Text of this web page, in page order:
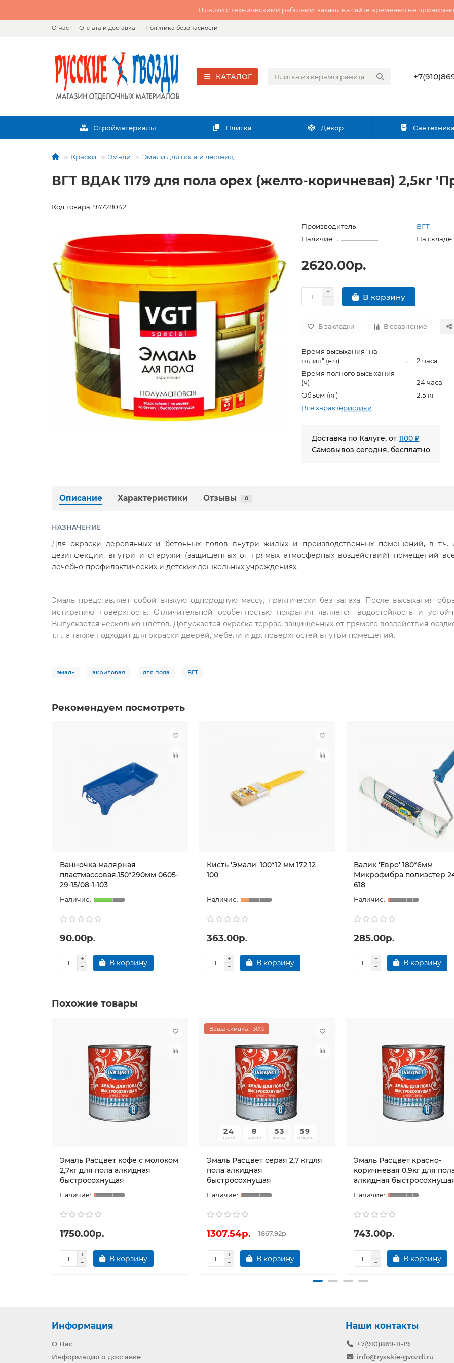
В связи с техническими работами, заказы на сайте временно не
О нас Оплата и доставка Политика безопасности
КАТАЛОГ
Стройматериалы Плитка Декор
Краски Эмали Эмали для пола и лестниц
ВГТ ВДАК 1179 для пола орех (желто-коричневая) 2,5кг
Код товара: 94728042
Производитель
ВГТ
Наличие
На складе
2620.00р.
В корзину
В закладки В сравнение
Время высыхания "на
отлип" (в ч)
2 часа
Время полного высыхания
(ч)
24 часа
Объем (кг)
2.5 кг
Все характеристики
Доставка по Калуге, от1100 ₽
Самовывоз сегодня, бесплатно
Описание Характеристики Отзывы 0
НАЗНАЧЕНИЕ
Для окраски деревянных и бетонных полов внутри жилых и производственных помещений, в
дезинфекции, внутри и снаружи (защищенных от прямых атмосферных воздействий) помещений
лечебно-профилактических и детских дошкольных учреждениях.
Эмаль представляет собой вязкую однородную массу, практически без запаха. После высыхания
истиранию поверхность. Отличительной особенностью покрытия является водостойкость и
Выпускается несколько цветов. Допускается окраска террас, защищенных от прямого воздействия
т.п., а также подходит для окраски дверей, мебели и др. поверхностей внутри помещений.
эмаль акриловая для пола ВГТ
Рекомендуем посмотреть
Ванночка малярная
пластмассовая,150*290мм 0605-
29-15/08-1-103
90.00р.
В корзину
Кисть 'Эмали' 100*12 мм 172 12
100
363.00р.
В корзину
Валик 'Евро' 180*6мм
Микрофибра полиэстер
618
285.00р.
В корзину
Похожие товары
Эмаль Расцвет кофе с молоком
2,7кг для пола алкидная
быстросохнущая
1750.00р.
В корзину
Ваша скидка: -30%
24
дней
8
часов
53
минут
59
секунд
Эмаль Расцвет серая 2,7 кгдля
пола алкидная
быстросохнущая
1307.54р. 1867.92р.
В корзину
Эмаль Расцвет красно-
коричневая 0,9кг для
алкидная
743.00р.
В корзину
Информация
О Нас
Информация о доставке
Наши контакты
+7(910)869-11-19
info@rysskie-gvozdi.ru